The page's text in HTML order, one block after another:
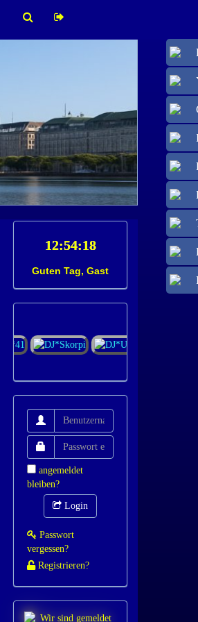
Guten Tag, Gast
angemeldet
bleiben?
Login
Passwort
vergessen?
Registrieren?